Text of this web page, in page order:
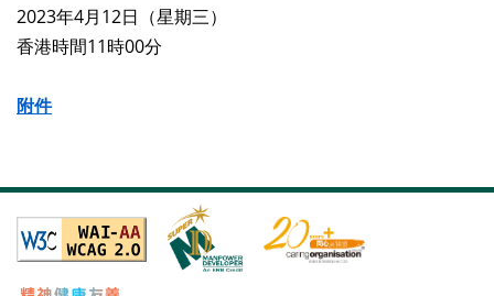
2023年4月12日（星期三）
香港時間11時00分
附件